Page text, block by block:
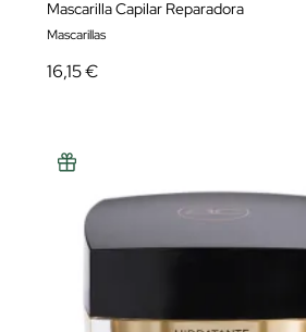
Mascarilla Capilar Reparadora
Mascarillas
16,15 €